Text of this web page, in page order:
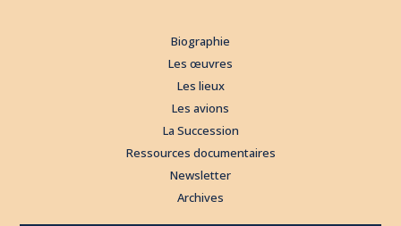
Biographie
Les œuvres
Les lieux
Les avions
La Succession
Ressources documentaires
Newsletter
Archives